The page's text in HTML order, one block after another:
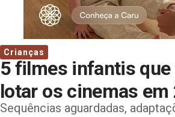
Crianças
5 filmes infantis
lotar os cinemas em
Sequências aguardadas,